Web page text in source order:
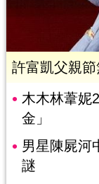
許富凱父親
木木林葦妮
金」
男星陳屍
謎